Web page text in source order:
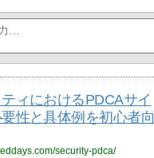
ィにおけるPDCAサイ
性と具体例を初心者向
security-pdca/